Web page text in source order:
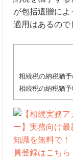
が包括遺贈に
適用はあるので
相続税の納税猶
相続税の納税猶